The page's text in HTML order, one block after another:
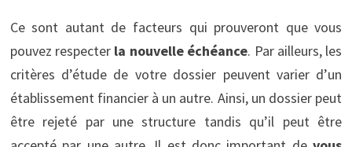
Ce sont autant de facteurs qui prouveront que vous
pouvez respecter la nouvelle échéance. Par ailleurs, les
critères d’étude de votre dossier peuvent varier d’un
établissement financier à un autre. Ainsi, un dossier peut
être rejeté par une structure tandis qu’il peut être